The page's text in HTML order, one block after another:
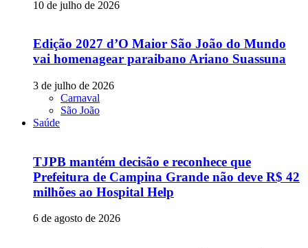
10 de julho de 2026
Edição 2027 d’O Maior São João do Mundo
vai homenagear paraibano Ariano Suassuna
3 de julho de 2026
Carnaval
São João
Saúde
TJPB mantém decisão e reconhece que
Prefeitura de Campina Grande não deve R$ 42
milhões ao Hospital Help
6 de agosto de 2026